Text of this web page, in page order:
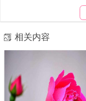
完成工作的习惯——我
要养成早起的好习惯
为过。如果这个人身
相关内容